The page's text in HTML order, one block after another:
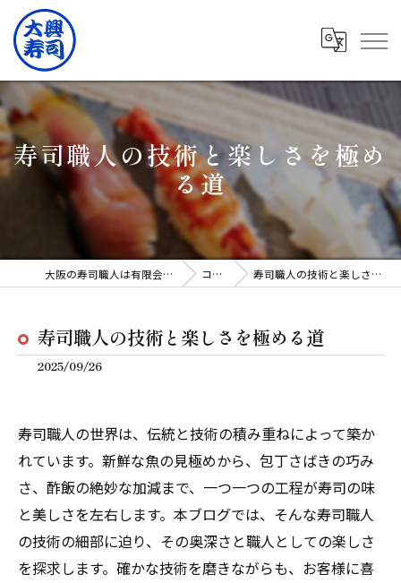
寿司職人の技術と楽しさを極め
る道
大阪の寿司職人は有限会社大興寿司 コラム 寿司職人の技術と楽しさを極める道
寿司職人の技術と楽しさを極める道
2025/09/26
寿司職人の世界は、伝統と技術の積み重ねによって築か
れています。新鮮な魚の見極めから、包丁さばきの巧み
さ、酢飯の絶妙な加減まで、一つ一つの工程が寿司の味
と美しさを左右します。本ブログでは、そんな寿司職人
の技術の細部に迫り、その奥深さと職人としての楽しさ
を探求します。確かな技術を磨きながらも、お客様に喜